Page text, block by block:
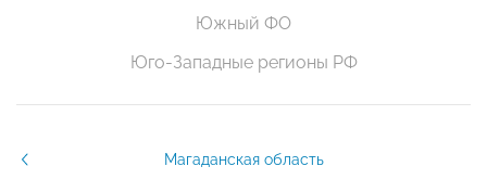
Южный ФО
Юго-Западные регионы РФ
Магаданская область